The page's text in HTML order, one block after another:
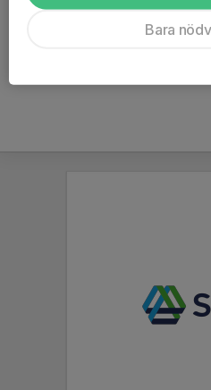
krigare som trivs när det är
Bara